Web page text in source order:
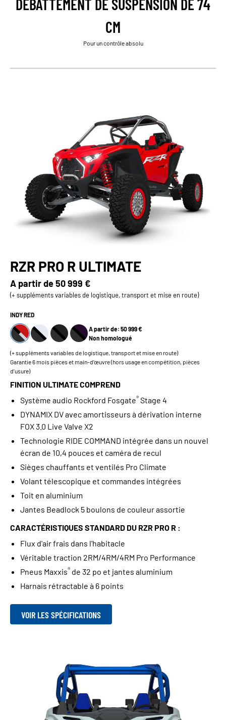
DÉBATTEMENT DE SUSPENSION DE 74
CM
Pour un contrôle absolu
RZR PRO R ULTIMATE
A partir de50 999 €
(+ suppléments variables de logistique, transport et mise en route)
INDY RED
A partir de: 50 999 €
Non homologué
(+ suppléments variables de logistique, transport et mise en route)
Garantie 6 mois pièces et main-d’œuvre (hors usage en compétition, pièces
d’usure)
FINITION ULTIMATE COMPREND
Système audio Rockford Fosgate® Stage 4
DYNAMIX DV avec amortisseurs à dérivation interne
FOX 3.0 Live Valve X2
Technologie RIDE COMMAND intégrée dans un nouvel
écran de 10,4 pouces et caméra de recul
Sièges chauffants et ventilés Pro Climate
Volant télescopique et commandes intégrées
Toit en aluminium
Jantes Beadlock 5 boulons de couleur assortie
CARACTÉRISTIQUES STANDARD DU RZR PRO R :
Flux d'air frais dans l'habitacle
Véritable traction 2RM/4RM/4RM Pro Performance
Pneus Maxxis® de 32 po et jantes aluminium
Harnais rétractable à 6 points
VOIR LES SPÉCIFICATIONS